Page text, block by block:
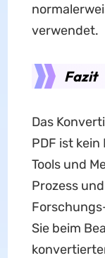
verwendet.
Fazit
Das
PDF ist
Tools und
Prozess
Sie beim